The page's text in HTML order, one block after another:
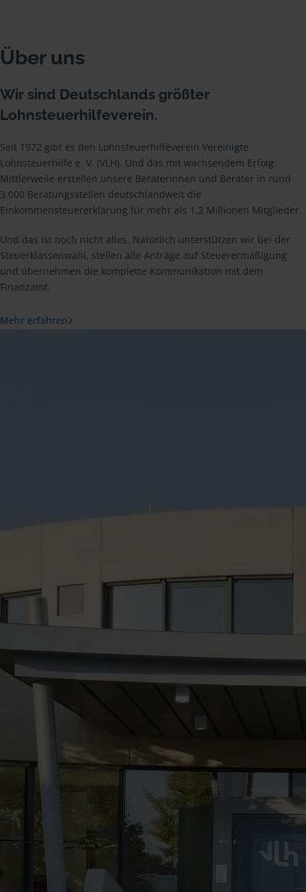
Über uns
Wir sind Deutschlands größter
Lohnsteuerhilfeverein.
Seit 1972 gibt es den Lohnsteuerhilfeverein Vereinigte
Lohnsteuerhilfe e. V. (VLH). Und das mit wachsendem Erfolg:
Mittlerweile erstellen unsere Beraterinnen und Berater in rund
3.000 Beratungsstellen deutschlandweit die
Einkommensteuererklärung für mehr als 1,2 Millionen Mitglieder.
Und das ist noch nicht alles. Natürlich unterstützen wir bei der
Steuerklassenwahl, stellen alle Anträge auf Steuerermäßigung
und übernehmen die komplette Kommunikation mit dem
Finanzamt.
Mehr erfahren